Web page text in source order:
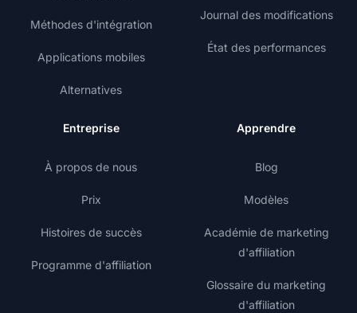
Méthodes d'intégration
Applications mobiles
Alternatives
Journal des modifications
État des performances
Entreprise
À propos de nous
Prix
Histoires de succès
Programme d'affiliation
Apprendre
Blog
Modèles
Académie de marketing
d'affiliation
Glossaire du marketing
d'affiliation